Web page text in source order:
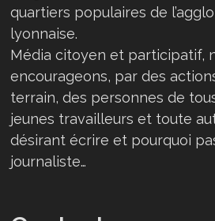
quartiers populaires de
lyonnaise.
Média citoyen et participatif,
encourageons, par des
terrain, des personnes de
jeunes travailleurs et toute
désirant écrire et pourquoi
journaliste…